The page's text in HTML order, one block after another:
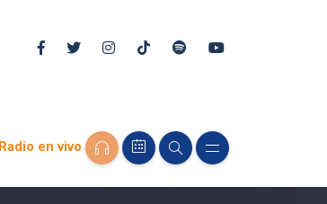
Radio en vivo